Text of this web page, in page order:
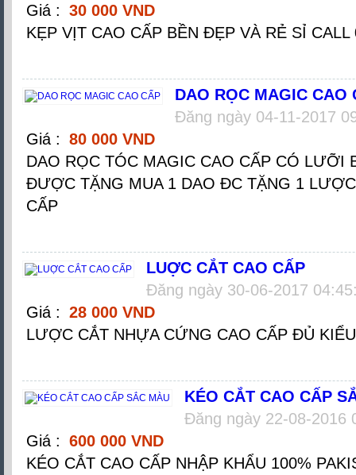
Giá : 30 000 VND
KẸP VỊT CAO CẤP BỀN ĐẸP VÀ RẺ SỈ CALL
DAO RỌC MAGIC CAO
Đăng ngày 04-11-2017
Giá : 80 000 VND
DAO RỌC TÓC MAGIC CAO CẤP CÓ LƯỠI
ĐƯỢC TẶNG MUA 1 DAO ĐC TẶNG 1
CẤP
LUỢC CẮT CAO CẤP
Đăng ngày 30-06-2017
Giá : 28 000 VND
LƯỢC CẮT NHỰA CỨNG CAO CẤP ĐỦ
KÉO CẮT CAO CẤP
Đăng ngày 22-08-2016
Giá : 600 000 VND
KÉO CẮT CAO CẤP NHẬP KHẨU 100%